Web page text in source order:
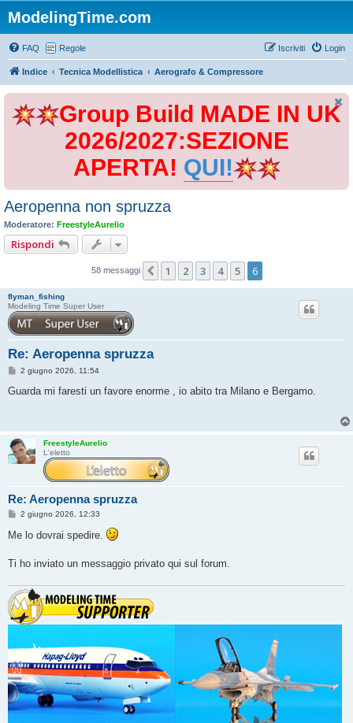
ModelingTime.com
FAQ Regole Login
Iscriviti
Indice Tecnica Modellistica Aerografo & Compressore
Group Build MADE IN UK
2026/2027:SEZIONE
APERTA! QUI!
Aeropenna non spruzza
Moderatore: FreestyleAurelio
Rispondi
58 messaggi Precedente
1 2 3 4 5 6
flyman_fishing
Modeling Time Super User
Re: Aeropenna spruzza
M
s
o
2 giugno 2026, 11:54
Guarda mi faresti un favore enorme , io abito tra Milano e Bergamo.
FreestyleAurelio
L'eletto
Re: Aeropenna spruzza
M
s
s
g
g
o
2 giugno 2026, 12:33
Me lo dovrai spedire.
Ti ho inviato un messaggio privato qui sul forum.